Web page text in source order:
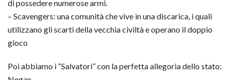
di possedere numerose armi.
– Scavengers: una comunità che vive in una discarica, i quali
utilizzano gli scarti della vecchia civiltà e operano il doppio
gioco
Poi abbiamo i “Salvatori” con la perfetta allegoria dello stato: